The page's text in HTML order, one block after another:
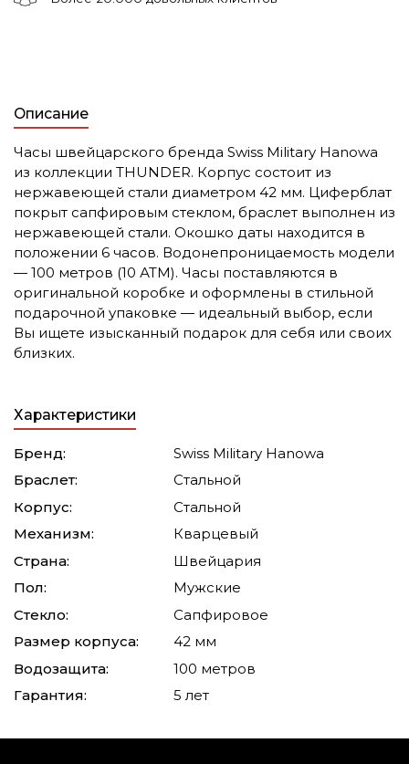
Описание
Часы швейцарского бренда Swiss Military Hanowa
из коллекции THUNDER. Корпус состоит из
нержавеющей стали диаметром 42 мм. Циферблат
покрыт сапфировым стеклом, браслет выполнен из
нержавеющей стали. Окошко даты находится в
положении 6 часов. Водонепроницаемость модели
— 100 метров (10 АТМ). Часы поставляются в
оригинальной коробке и оформлены в стильной
подарочной упаковке — идеальный выбор, если
Вы ищете изысканный подарок для себя или своих
близких.
Характеристики
Бренд:
Swiss Military Hanowa
Браслет:
Стальной
Корпус:
Стальной
Механизм:
Кварцевый
Страна:
Швейцария
Пол:
Мужские
Стекло:
Сапфировое
Размер корпуса:
42 мм
Водозащита:
100 метров
Гарантия:
5 лет